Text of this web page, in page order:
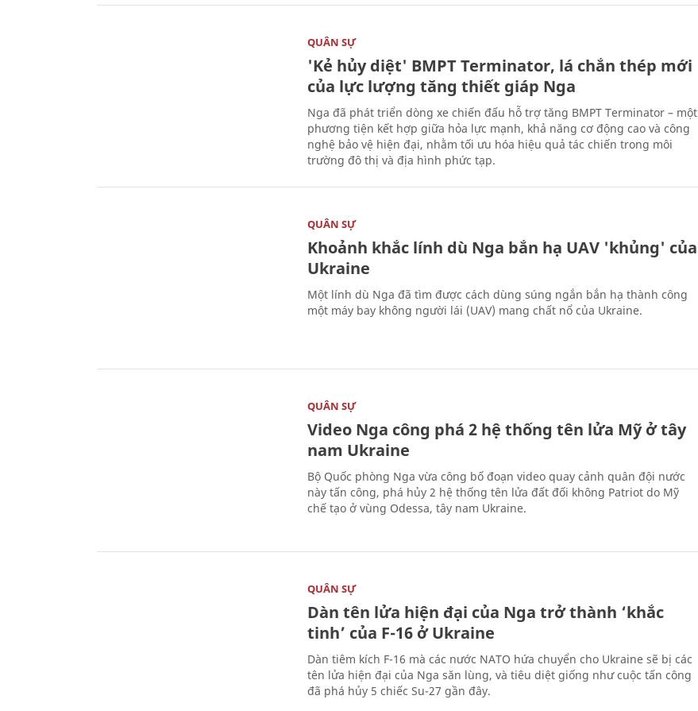
QUÂN SỰ
'Kẻ hủy diệt' BMPT Terminator, lá chắn thép mới
của lực lượng tăng thiết giáp Nga
Nga đã phát triển dòng xe chiến đấu hỗ trợ tăng BMPT Terminator – một
phương tiện kết hợp giữa hỏa lực mạnh, khả năng cơ động cao và công
nghệ bảo vệ hiện đại, nhằm tối ưu hóa hiệu quả tác chiến trong môi
trường đô thị và địa hình phức tạp.
QUÂN SỰ
Khoảnh khắc lính dù Nga bắn hạ UAV 'khủng' của
Ukraine
Một lính dù Nga đã tìm được cách dùng súng ngắn bắn hạ thành công
một máy bay không người lái (UAV) mang chất nổ của Ukraine.
QUÂN SỰ
Video Nga công phá 2 hệ thống tên lửa Mỹ ở tây
nam Ukraine
Bộ Quốc phòng Nga vừa công bố đoạn video quay cảnh quân đội nước
này tấn công, phá hủy 2 hệ thống tên lửa đất đối không Patriot do Mỹ
chế tạo ở vùng Odessa, tây nam Ukraine.
QUÂN SỰ
Dàn tên lửa hiện đại của Nga trở thành ‘khắc
tinh’ của F-16 ở Ukraine
Dàn tiêm kích F-16 mà các nước NATO hứa chuyển cho Ukraine sẽ bị các
tên lửa hiện đại của Nga săn lùng, và tiêu diệt giống như cuộc tấn công
đã phá hủy 5 chiếc Su-27 gần đây.